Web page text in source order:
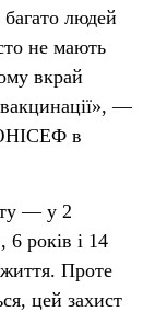
людей
не мають
вкрай
—
в
— у 2
6 років і 14
Проте
цей захист